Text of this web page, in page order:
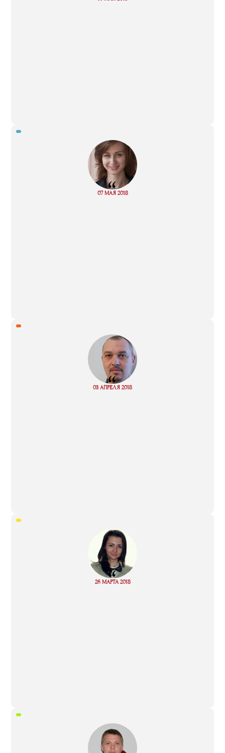
“
07 МАЯ 2018
Read
“
03 АПРЕЛЯ 2018
Read
“
26 МАРТА 2018
Read